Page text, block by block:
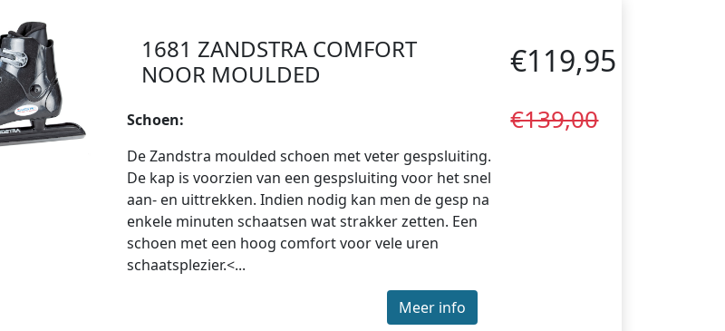
1681 ZANDSTRA COMFORT
NOOR MOULDED
Schoen:
De Zandstra moulded schoen met veter gespsluiting.
De kap is voorzien van een gespsluiting voor het snel
aan- en uittrekken. Indien nodig kan men de gesp na
enkele minuten schaatsen wat strakker zetten. Een
schoen met een hoog comfort voor vele uren
schaatsplezier.<...
Meer info
€119,95
€139,00